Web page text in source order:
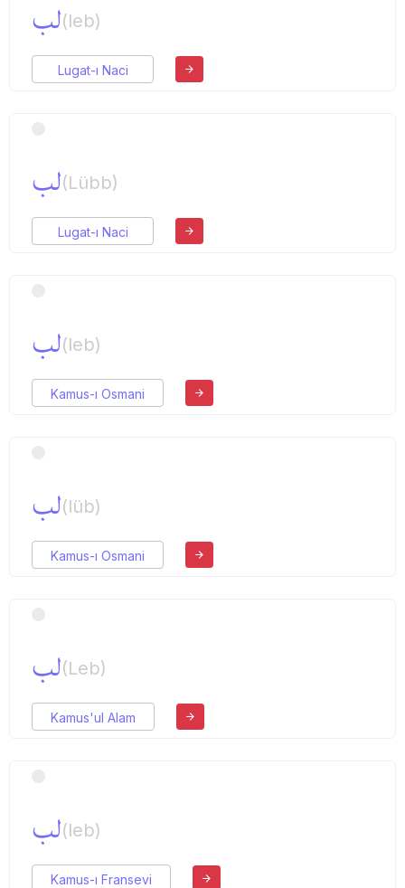
لب(leb)
Lugat-ı Naci
لب(Lübb)
Lugat-ı Naci
لب(leb)
Kamus-ı Osmani
لب(lüb)
Kamus-ı Osmani
لب(Leb)
Kamus'ul Alam
لب(leb)
Kamus-ı Fransevi